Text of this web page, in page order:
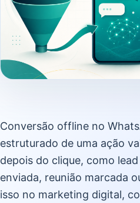
Conversão offline no
estruturado de uma ação
depois do clique, como
enviada, reunião marcada
isso no marketing digital,